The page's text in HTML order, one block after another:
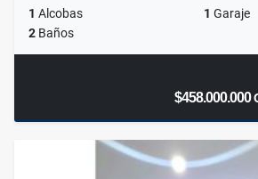
1 Alcobas 1 Garaje
2 Baños
$458.000.000